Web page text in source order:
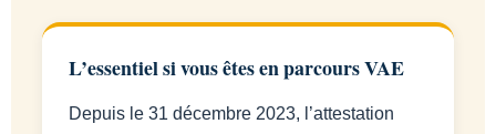
L’essentiel si vous êtes en parcours VAE
Depuis le 31 décembre 2023, l’attestation